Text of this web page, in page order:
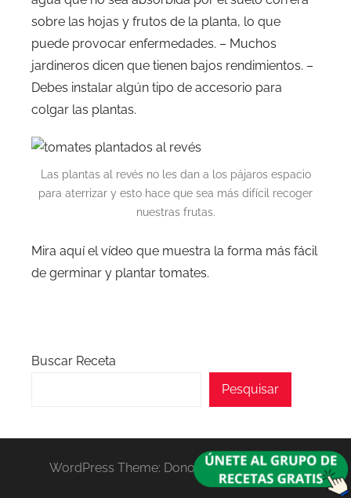
sobre las hojas y frutos de la planta, lo que
puede provocar enfermedades. – Muchos
jardineros dicen que tienen bajos rendimientos. –
Debes instalar algún tipo de accesorio para
colgar las plantas.
Las plantas al revés no les dan a los pájaros espacio
para aterrizar y esto hace que sea más difícil recoger
nuestras frutas.
Mira aquí el vídeo que muestra la forma más fácil
de germinar y plantar tomates.
Buscar Receta
Pesquisar
WordPress Theme: Donovan by ThemeZee.